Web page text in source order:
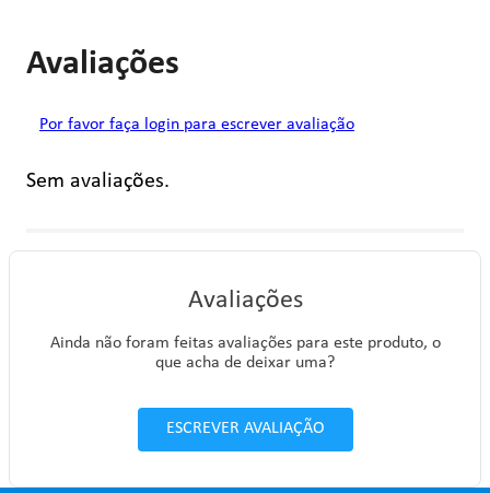
Avaliações
Por favor faça login para escrever avaliação
Sem avaliações.
Avaliações
Ainda não foram feitas avaliações para este produto, o
que acha de deixar uma?
ESCREVER AVALIAÇÃO